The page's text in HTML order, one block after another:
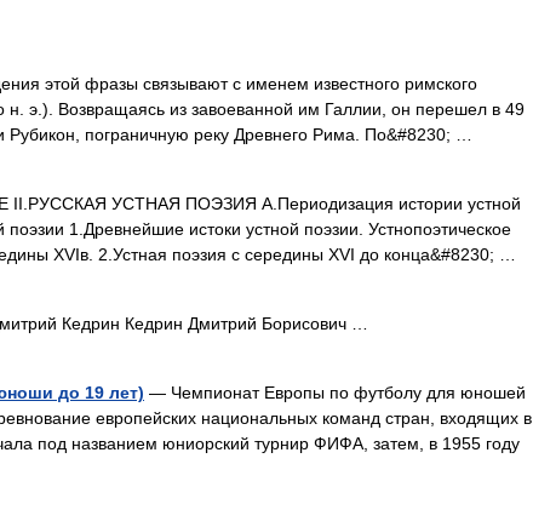
этой фразы связывают с именем известного римского
э.). Возвращаясь из завоеванной им Галлии, он перешел в 49
Рубикон, пограничную реку Древнего Рима. По&#8230; …
УСТНАЯ ПОЭЗИЯ А.Периодизация истории устной
поэзии 1.Древнейшие истоки устной поэзии. Устнопоэтическое
XVIв. 2.Устная поэзия с середины XVI до конца&#8230; …
Кедрин Кедрин Дмитрий Борисович …
до 19 лет) — Чемпионат Европы по футболу для юношей
европейских национальных команд стран, входящих в
под названием юниорский турнир ФИФА, затем, в 1955 году